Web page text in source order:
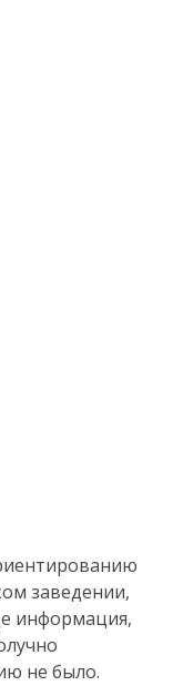
заведении,
информация,
не было.